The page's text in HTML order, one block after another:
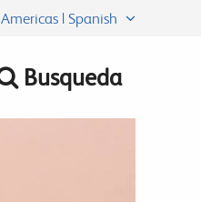
Americas | Spanish
Busqueda